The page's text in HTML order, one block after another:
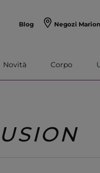
Blog Negozi
Novità Corpo